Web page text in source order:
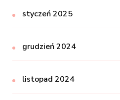
styczeń 2025
grudzień 2024
listopad 2024